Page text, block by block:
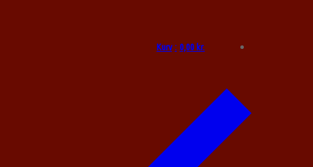
Kurv : 0,00kr.